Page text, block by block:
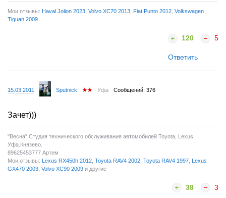
Мои отзывы: Haval Jolion 2023 Volvo XC70 2013 Fiat Punto 2012 Volkswagen
Tiguan 2009
120 5
Ответить
15.03.2011 Sputnick Уфа Сообщений: 376
Зачет)))
"Весна".Студия технического обслуживания автомобилей Toyota, Lexus.
Уфа.Князево.
89625453777 Артем
Мои отзывы: Lexus RX450h 2012 Toyota RAV4 2002 Toyota RAV4 1997 Lexus
GX470 2003 Volvo XC90 2009 и другие
38 3